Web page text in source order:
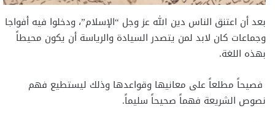
بعد أن اعتنق الناس دين الله عز وجل “الإسلام”، ودخلوا فيه أفواجا
وجماعات كان لابد لمن يتصدر السيادة والرياسة أن يكون محيطاً
بهذه اللغة.
فصيحاً مطلعاً على معانيها وقواعدها وذلك ليستطيع فهم
نصوص الشريعة فهماً صحيحاً سليماً.